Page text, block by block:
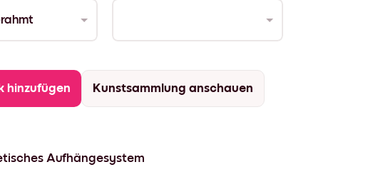
hinzufügen Kunstsammlung anschauen
Aufhängesystem